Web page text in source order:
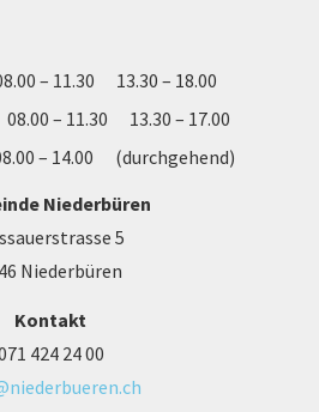
13.30 – 18.00
– 11.30 13.30 – 17.00
(durchgehend)
Niederbüren
5
Niederbüren
Kontakt
424 24 00